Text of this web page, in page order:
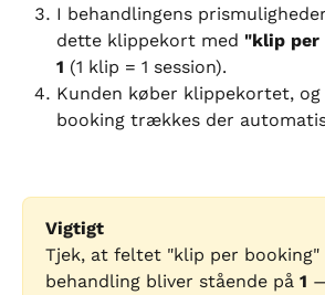
I behandlingens
dette klippekort med "klip
1 (1 klip = 1 session).
Kunden køber klippekortet, og
booking trækkes der
Vigtigt
Tjek, at feltet "klip per booking"
behandling bliver stående på 1